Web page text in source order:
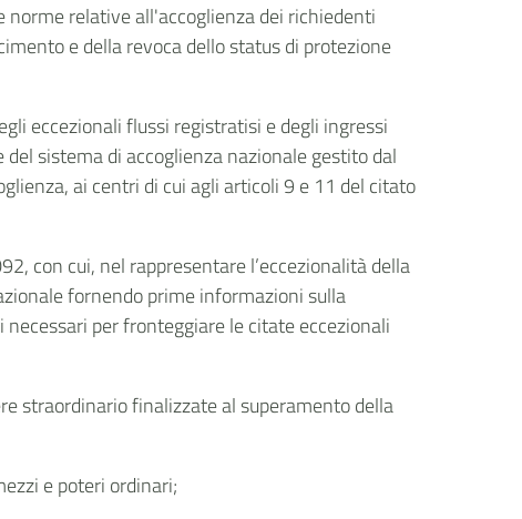
relative all'accoglienza dei richiedenti
e della revoca dello status di protezione
eccezionali flussi registratisi e degli ingressi
sistema di accoglienza nazionale gestito dal
ai centri di cui agli articoli 9 e 11 del citato
con cui, nel rappresentare l’eccezionalità della
fornendo prime informazioni sulla
per fronteggiare le citate eccezionali
straordinario finalizzate al superamento della
e poteri ordinari;